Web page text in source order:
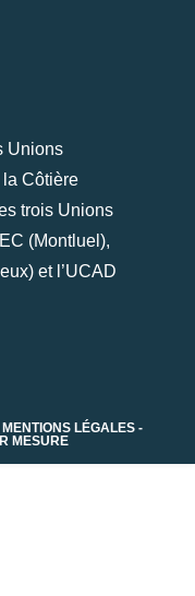
Unions
Côtière
trois Unions
(Montluel),
et l’UCAD
LÉGALES -
MESURE